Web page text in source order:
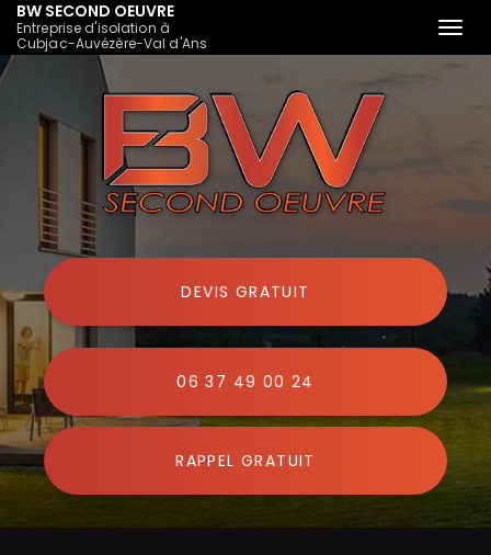
Aller
contenu
BW SECOND OEUVRE
Entreprise d'isolation à
Cubjac-Auvézère-Val d'Ans
DEVIS GRATUIT
06 37 49 00 24
RAPPEL GRATUIT